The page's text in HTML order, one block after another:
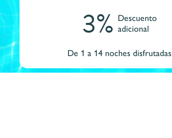
3% Descuento
adicional
De 1 a 14 noches disfrutadas